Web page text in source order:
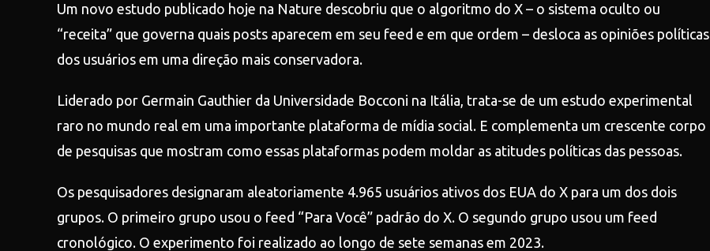
Um novo estudo publicado hoje na Nature descobriu que o algoritmo do X – o sistema oculto ou
“receita” que governa quais posts aparecem em seu feed e em que ordem – desloca as opiniões políticas
dos usuários em uma direção mais conservadora.
Liderado por Germain Gauthier da Universidade Bocconi na Itália, trata-se de um estudo experimental
raro no mundo real em uma importante plataforma de mídia social. E complementa um crescente corpo
de pesquisas que mostram como essas plataformas podem moldar as atitudes políticas das pessoas.
Os pesquisadores designaram aleatoriamente 4.965 usuários ativos dos EUA do X para um dos dois
grupos. O primeiro grupo usou o feed “Para Você” padrão do X. O segundo grupo usou um feed
cronológico. O experimento foi realizado ao longo de sete semanas em 2023.